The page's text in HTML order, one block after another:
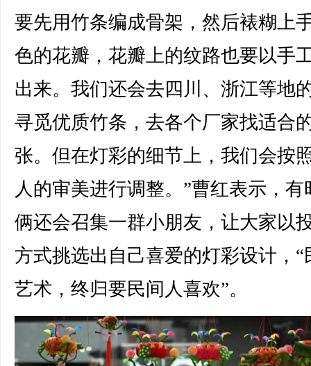
要先用竹条编成骨架，然后裱糊上
色的花瓣，花瓣上的纹路也要以手
出来。我们还会去四川、浙江等地
寻觅优质竹条，去各个厂家找适合
张。但在灯彩的细节上，我们会按
人的审美进行调整。”曹红表示，有
俩还会召集一群小朋友，让大家以
方式挑选出自己喜爱的灯彩设计，“
艺术，终归要民间人喜欢”。